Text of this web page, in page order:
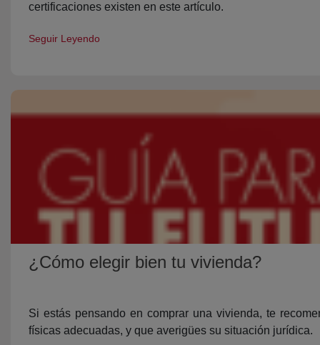
certificaciones existen en este artículo.
Seguir Leyendo
¿Cómo elegir bien tu vivienda?
Si estás pensando en comprar una vivienda, te
físicas adecuadas, y que averigües su situación jurídica.